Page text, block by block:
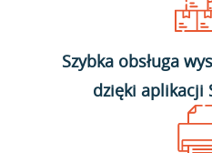
Szybka obsługa
dzięki aplikacji